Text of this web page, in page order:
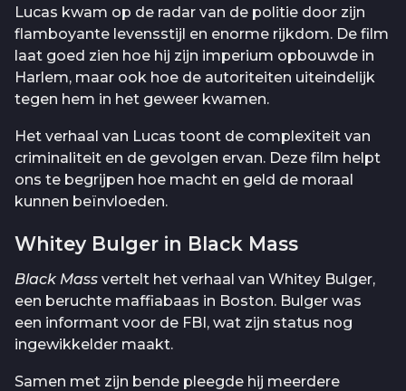
Lucas kwam op de radar van de politie door zijn
flamboyante levensstijl en enorme rijkdom. De film
laat goed zien hoe hij zijn imperium opbouwde in
Harlem, maar ook hoe de autoriteiten uiteindelijk
tegen hem in het geweer kwamen.
Het verhaal van Lucas toont de complexiteit van
criminaliteit en de gevolgen ervan. Deze film helpt
ons te begrijpen hoe macht en geld de moraal
kunnen beïnvloeden.
Whitey Bulger in Black Mass
Black Mass vertelt het verhaal van Whitey Bulger,
een beruchte maffiabaas in Boston. Bulger was
een informant voor de FBI, wat zijn status nog
ingewikkelder maakt.
Samen met zijn bende pleegde hij meerdere